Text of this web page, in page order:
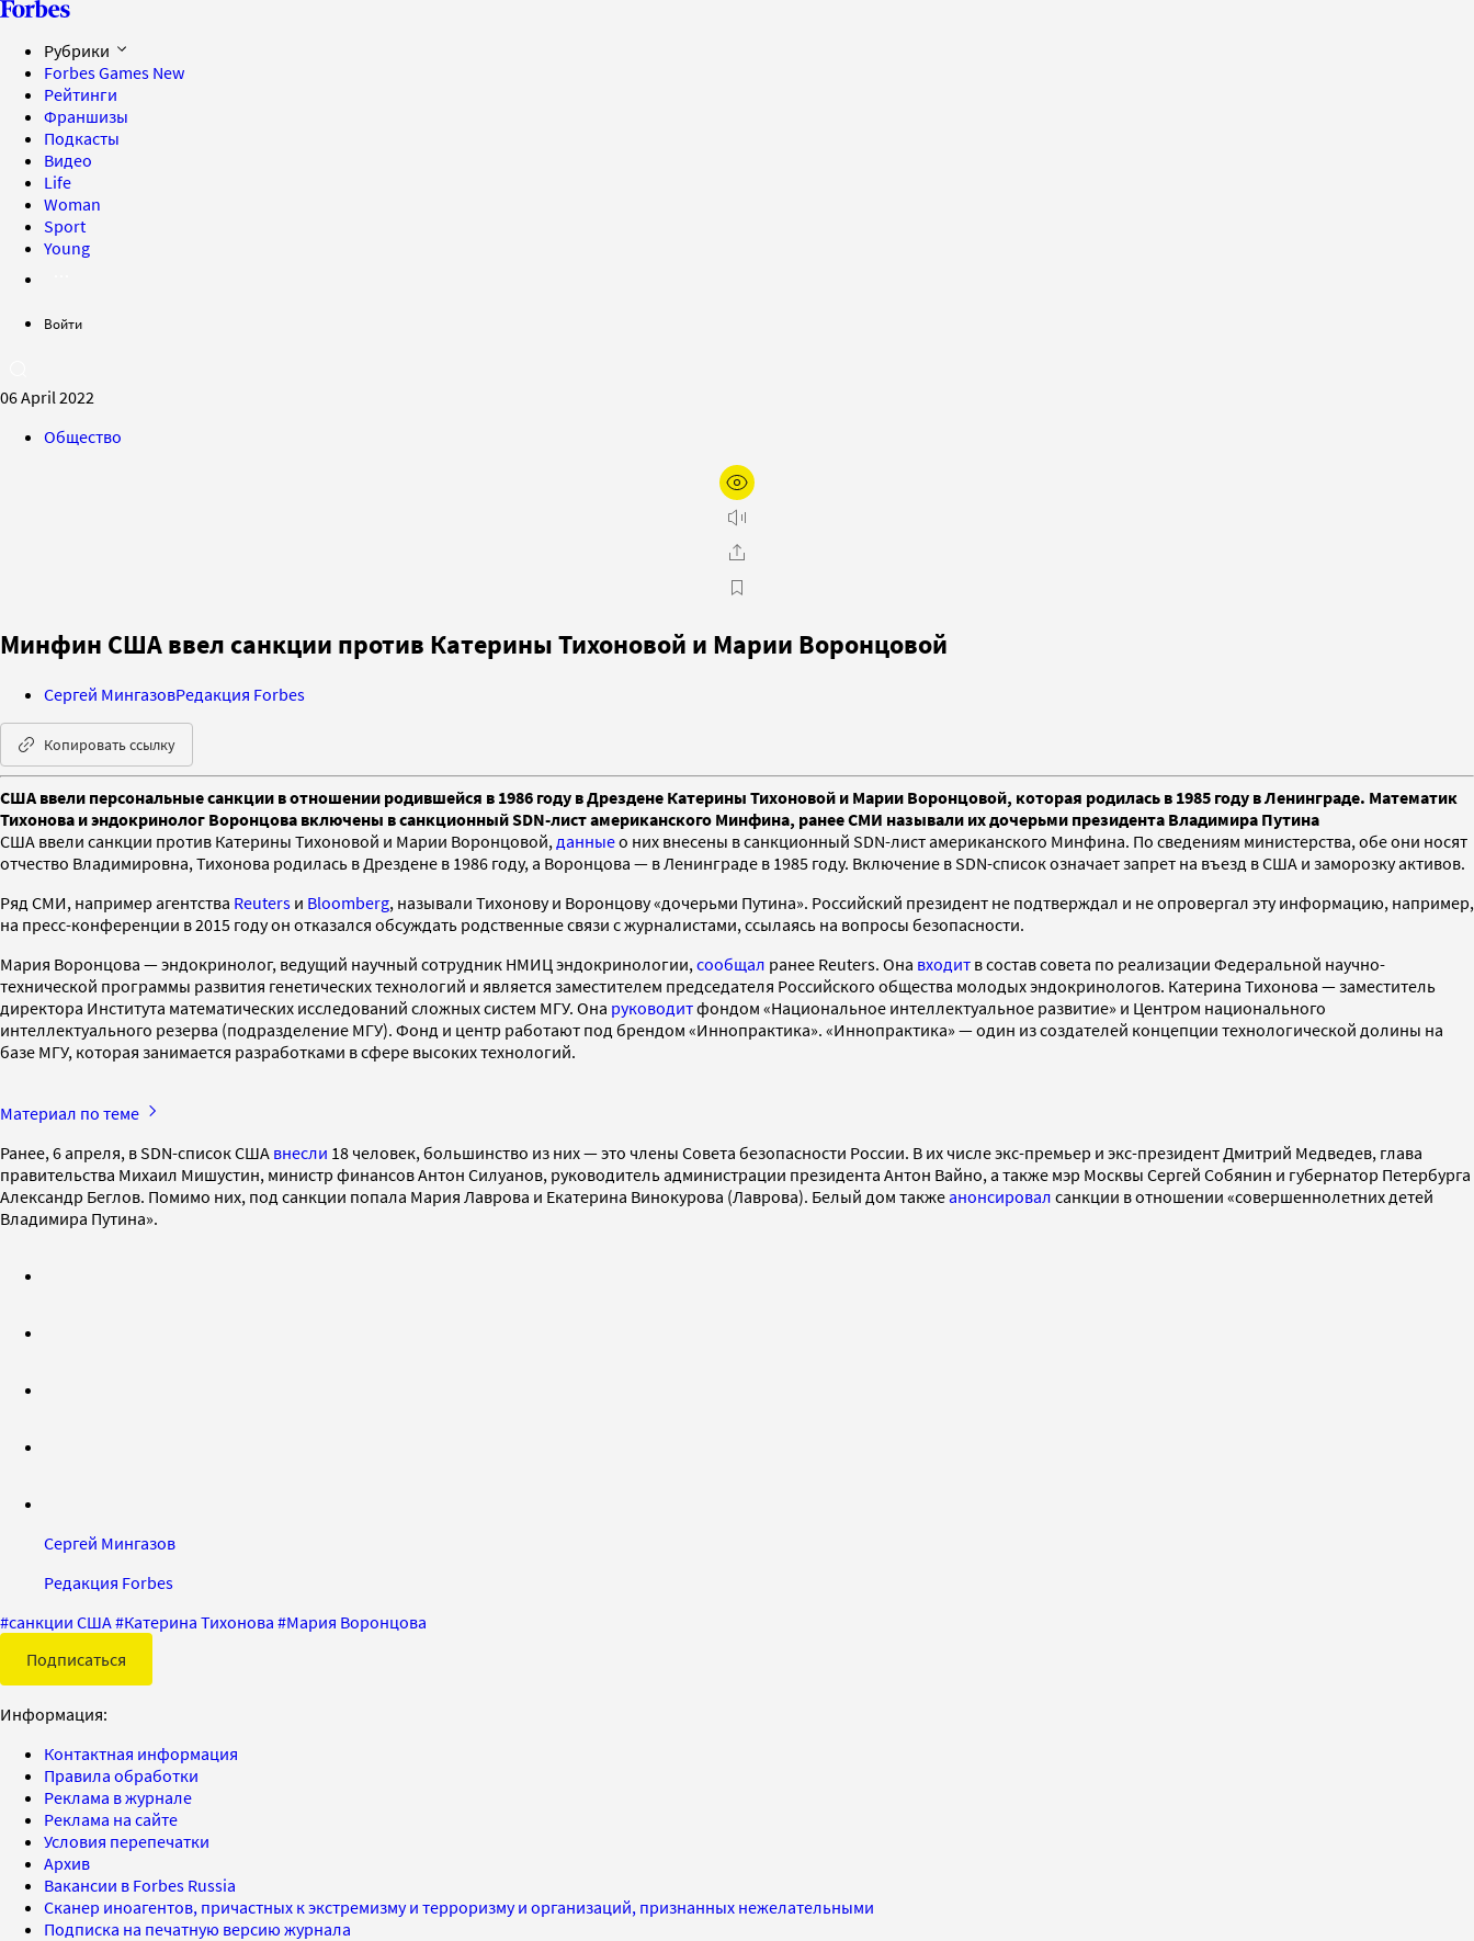
Рубрики
Forbes Games New
Рейтинги
Франшизы
Подкасты
Видео
Life
Woman
Sport
Young
Войти
06 April 2022
Общество
Минфин США ввел санкции против Катерины Тихоновой и Марии Воронцовой
Сергей МингазовРедакция Forbes
Копировать ссылку
США ввели персональные санкции в отношении родившейся в 1986 году в Дрездене Катерины Тихоновой и Марии Воронцовой, которая родилась в 1985 году в Ленинграде. Математик
Тихонова и эндокринолог Воронцова включены в санкционный SDN-лист американского Минфина, ранее СМИ называли их дочерьми президента Владимира Путина
США ввели санкции против Катерины Тихоновой и Марии Воронцовой, данныео них внесены в санкционный SDN-лист американского Минфина. По сведениям министерства, обе они носят
отчество Владимировна, Тихонова родилась в Дрездене в 1986 году, а Воронцова — в Ленинграде в 1985 году. Включение в SDN-список означает запрет на въезд в США и заморозку активов.
Ряд СМИ, например агентства Reuters и Bloomberg, называли Тихонову и Воронцову «дочерьми Путина». Российский президент не подтверждал и не опровергал эту информацию, например,
на пресс-конференции в 2015 году он отказался обсуждать родственные связи с журналистами, ссылаясь на вопросы безопасности.
Мария Воронцова — эндокринолог, ведущий научный сотрудник НМИЦ эндокринологии, сообщал ранее Reuters. Она входит в состав совета по реализации Федеральной научно-
технической программы развития генетических технологий и является заместителем председателя Российского общества молодых эндокринологов. Катерина Тихонова — заместитель
директора Института математических исследований сложных систем МГУ. Она руководитфондом «Национальное интеллектуальное развитие» и Центром национального
интеллектуального резерва (подразделение МГУ). Фонд и центр работают под брендом «Иннопрактика». «Иннопрактика» — один из создателей концепции технологической долины на
базе МГУ, которая занимается разработками в сфере высоких технологий.
Материал по теме
Ранее, 6 апреля, в SDN-cписок США внесли 18 человек, большинство из них — это члены Совета безопасности России. В их числе экс-премьер и экс-президент Дмитрий Медведев, глава
правительства Михаил Мишустин, министр финансов Антон Силуанов, руководитель администрации президента Антон Вайно, а также мэр Москвы Сергей Собянин и губернатор Петербурга
Александр Беглов. Помимо них, под санкции попала Мария Лаврова и Екатерина Винокурова (Лаврова). Белый дом такжеанонсировал санкции в отношении «совершеннолетних детей
Владимира Путина».
Сергей Мингазов
Редакция Forbes
#санкции США#Катерина Тихонова #Мария Воронцова
Подписаться
Информация:
Контактная информация
Правила обработки
Реклама в журнале
Реклама на сайте
Условия перепечатки
Архив
Вакансии в Forbes Russia
Сканер иноагентов, причастных к экстремизму и терроризму и организаций, признанных нежелательными
Подписка на печатную версию журнала